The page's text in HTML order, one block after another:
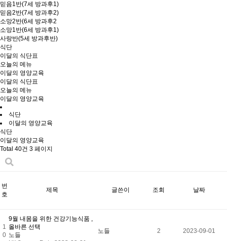
믿음1반(7세 방과후1)
믿음2반(7세 방과후2)
소망2반(6세 방과후2
소망1반(6세 방과후1)
사랑반(5세 방과후반)
식단
이달의 식단표
오늘의 메뉴
이달의 영양교육
이달의 식단표
오늘의 메뉴
이달의 영양교육
식단
이달의 영양교육
식단
이달의 영양교육
Total 40건 3 페이지
번
호
제목 글쓴이 조회 날짜
1
0
9월 내몸을 위한 건강기능식품 ,
올바른 선택
노들
노들 2 2023-09-01